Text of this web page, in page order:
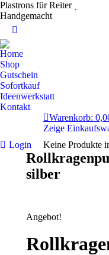
Plastrons für Reiter
Handgemacht
Instagram
opens
in
new
window
Home
Shop
Gutschein
Sofortkauf
Ideenwerkstatt
Kontakt
Login
Warenkorb:
Zeige
Keine Produkte
silber
Angebot!